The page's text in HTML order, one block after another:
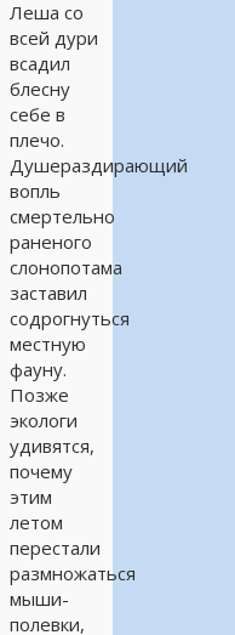
Леша со
всей дури
всадил
блесну
себе в
плечо.
Душераздирающий
вопль
смертельно
раненого
слонопотама
заставил
содрогнуться
местную
фауну.
Позже
экологи
удивятся,
почему
этим
летом
перестали
размножаться
мыши-
полевки,